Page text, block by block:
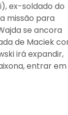
ex-soldado do
missão para
se ancora
de Maciek
irá expandir,
entrar em